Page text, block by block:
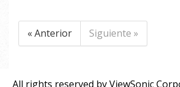
« Anterior Siguiente »
All rights reserved by ViewSonic